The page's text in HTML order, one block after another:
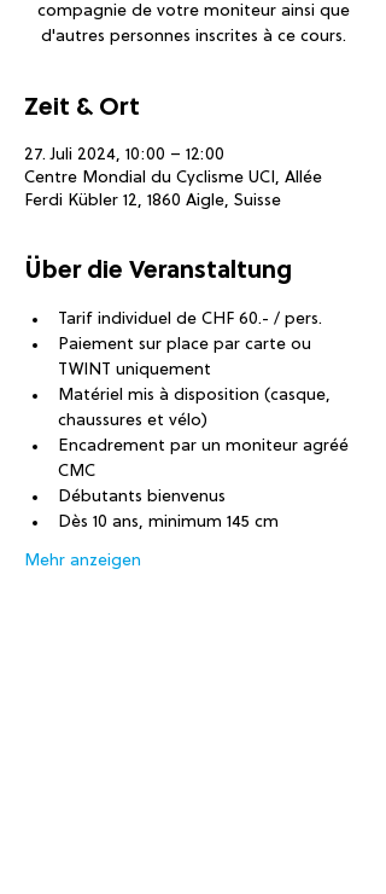
compagnie de votre moniteur ainsi que
d'autres personnes inscrites à ce cours.
Zeit & Ort
27. Juli 2024, 10:00 – 12:00
Centre Mondial du Cyclisme UCI, Allée
Ferdi Kübler 12, 1860 Aigle, Suisse
Über die Veranstaltung
Tarif individuel de CHF 60.- / pers.
Paiement sur place par carte ou
TWINT uniquement
Matériel mis à disposition (casque,
chaussures et vélo)
Encadrement par un moniteur agréé
CMC
Débutants bienvenus
Dès 10 ans, minimum 145 cm
Mehr anzeigen